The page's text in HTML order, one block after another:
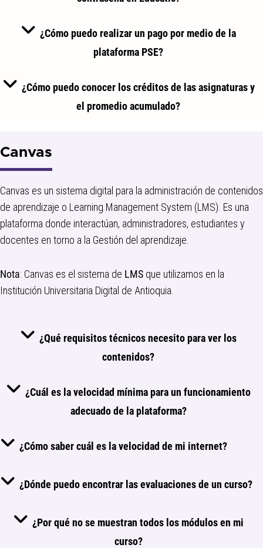
¿Cómo puedo realizar un pago por medio de la
plataforma PSE?
¿Cómo puedo conocer los créditos de las asignaturas y
el promedio acumulado?
Canvas
Canvas es un sistema digital para la administración de contenidos
de aprendizaje o Learning Management System (LMS). Es una
plataforma donde interactúan, administradores, estudiantes y
docentes en torno a la Gestión del aprendizaje.
Nota: Canvas es el sistema de LMSque utilizamos en la
Institución Universitaria Digital de Antioquia.
¿Qué requisitos técnicos necesito para ver los
contenidos?
¿Cuál es la velocidad mínima para un funcionamiento
adecuado de la plataforma?
¿Cómo saber cuál es la velocidad de mi internet?
¿Dónde puedo encontrar las evaluaciones de un curso?
¿Por qué no se muestran todos los módulos en mi
curso?